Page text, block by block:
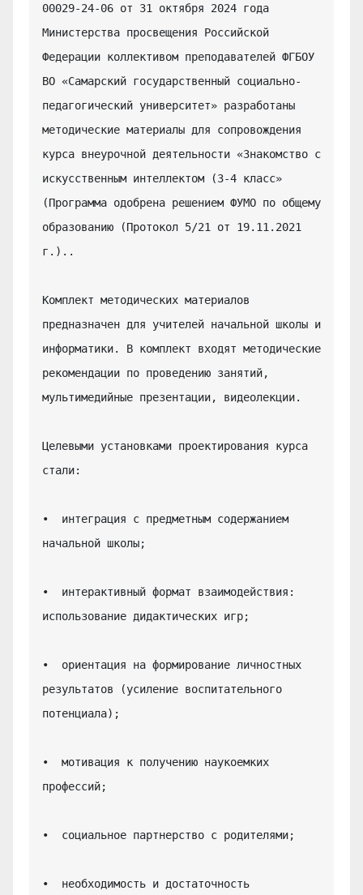
00029-24-06 от 31 октября 2024 года
Министерства просвещения Российской
Федерации коллективом преподавателей ФГБОУ
ВО «Самарский государственный социально-
педагогический университет» разработаны
методические материалы для сопровождения
курса внеурочной деятельности «Знакомство с
искусственным интеллектом (3-4 класс»
(Программа одобрена решением ФУМО по общему
образованию (Протокол 5/21 от 19.11.2021
г.)..
Комплект методических материалов
предназначен для учителей начальной школы и
информатики. В комплект входят методические
рекомендации по проведению занятий,
мультимедийные презентации, видеолекции.
Целевыми установками проектирования курса
стали:
•  интеграция с предметным содержанием
начальной школы;
•  интерактивный формат взаимодействия:
использование дидактических игр;
•  ориентация на формирование личностных
результатов (усиление воспитательного
потенциала);
•  мотивация к получению наукоемких
профессий;
•  социальное партнерство с родителями;
•  необходимость и достаточность